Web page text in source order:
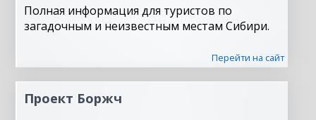
Полная информация для туристов по
загадочным и неизвестным местам Сибири.
Перейти на сайт
Проект Боржч